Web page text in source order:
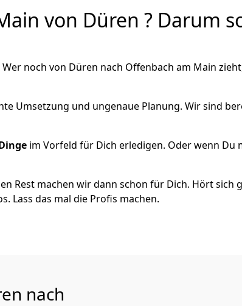
von Düren ? Darum
noch von Düren nach Offenbach am Main
Umsetzung und ungenaue Planung. Wir sind
im Vorfeld für Dich erledigen. Oder wenn Du
Rest machen wir dann schon für Dich. Hört sich
Lass das mal die Profis machen.
nach